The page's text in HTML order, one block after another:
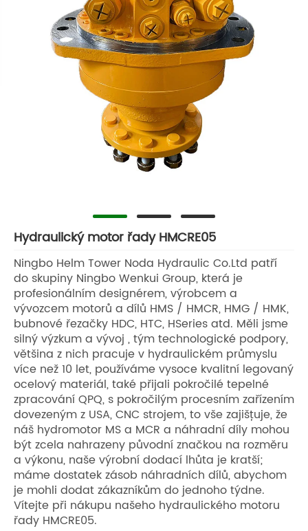
Hydraulický motor řady HMCRE05
Ningbo Helm Tower Noda Hydraulic Co.Ltd patří
do skupiny Ningbo Wenkui Group, která je
profesionálním designérem, výrobcem a
vývozcem motorů a dílů HMS / HMCR, HMG / HMK,
bubnové řezačky HDC, HTC, HSeries atd. Měli jsme
silný výzkum a vývoj , tým technologické podpory,
většina z nich pracuje v hydraulickém průmyslu
více než 10 let, používáme vysoce kvalitní legovaný
ocelový materiál, také přijali pokročilé tepelné
zpracování QPQ, s pokročilým procesním zařízením
dovezeným z USA, CNC strojem, to vše zajišťuje, že
náš hydromotor MS a MCR a náhradní díly mohou
být zcela nahrazeny původní značkou na rozměru
a výkonu, naše výrobní dodací lhůta je kratší;
máme dostatek zásob náhradních dílů, abychom
je mohli dodat zákazníkům do jednoho týdne.
Vítejte při nákupu našeho hydraulického motoru
řady HMCRE05.